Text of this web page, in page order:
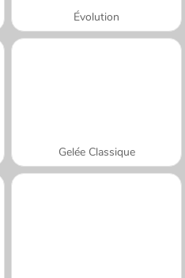
Évolution
Gelée Classique